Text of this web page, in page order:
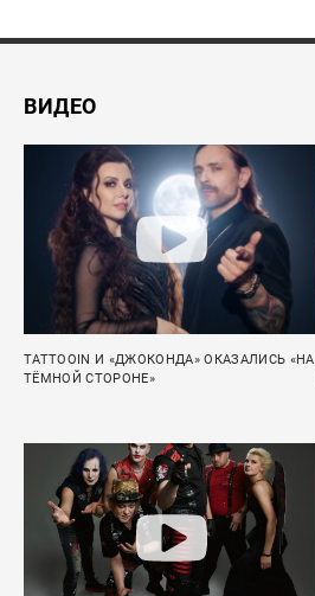
ВИДЕО
TATTOOIN И «ДЖОКОНДА» ОКАЗАЛИСЬ «НА
ТЁМНОЙ СТОРОНЕ»